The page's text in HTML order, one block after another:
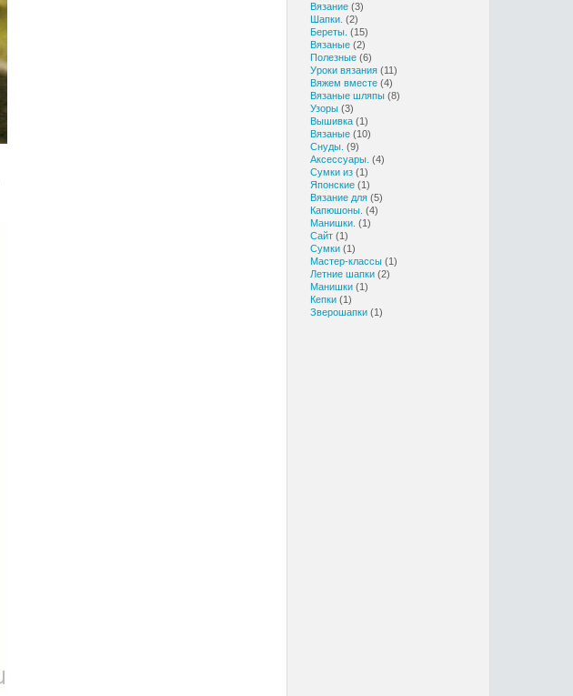
Вязание (3)
Шапки. (2)
Береты. (15)
Вязаные (2)
Полезные (6)
Уроки вязания (11)
Вяжем вместе (4)
Вязаные шляпы (8)
Узоры (3)
Вышивка (1)
Вязаные (10)
Снуды. (9)
Аксессуары. (4)
Сумки из (1)
Японские (1)
Вязание для (5)
Капюшоны. (4)
Манишки. (1)
Сайт (1)
Сумки (1)
Мастер-классы (1)
Летние шапки (2)
Манишки (1)
Кепки (1)
Зверошапки (1)